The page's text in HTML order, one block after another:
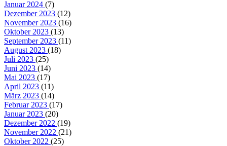
Januar 2024 (7)
Dezember 2023 (12)
November 2023 (16)
Oktober 2023 (13)
September 2023 (11)
August 2023 (18)
Juli 2023 (25)
Juni 2023 (14)
Mai 2023 (17)
April 2023 (11)
März 2023 (14)
Februar 2023 (17)
Januar 2023 (20)
Dezember 2022 (19)
November 2022 (21)
Oktober 2022 (25)